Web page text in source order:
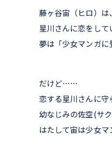
藤ヶ谷宙（ヒロ）
星川さんに恋をしてい
夢は「少女マンガ
だけど……
恋する星川さんに守
幼なじみの佐空(サ
はたして宙は少女